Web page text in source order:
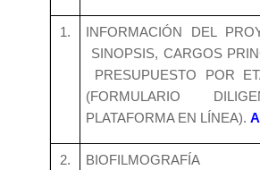
1.
INFORMACIÓN DEL
SINOPSIS, CARGOS
PRESUPUESTO POR
(FORMULARIO
PLATAFORMA EN LÍNEA).
2.
BIOFILMOGRAFÍA